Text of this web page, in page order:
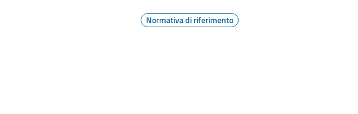
Normativa di riferimento